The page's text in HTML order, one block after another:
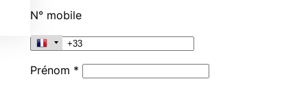
N° mobile
Prénom *